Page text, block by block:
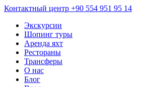
Контактный центр +90 554 951 95 14
Экскурсии
Шопинг туры
Аренда яхт
Рестораны
Трансферы
О нас
Блог